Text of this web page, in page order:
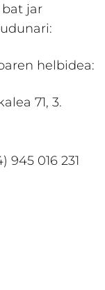
jar
helbidea:
71, 3.
945 016 231